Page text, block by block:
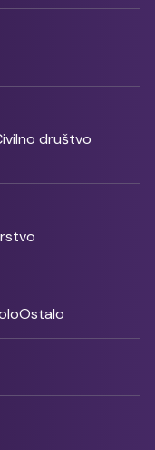
društvo
Ostalo